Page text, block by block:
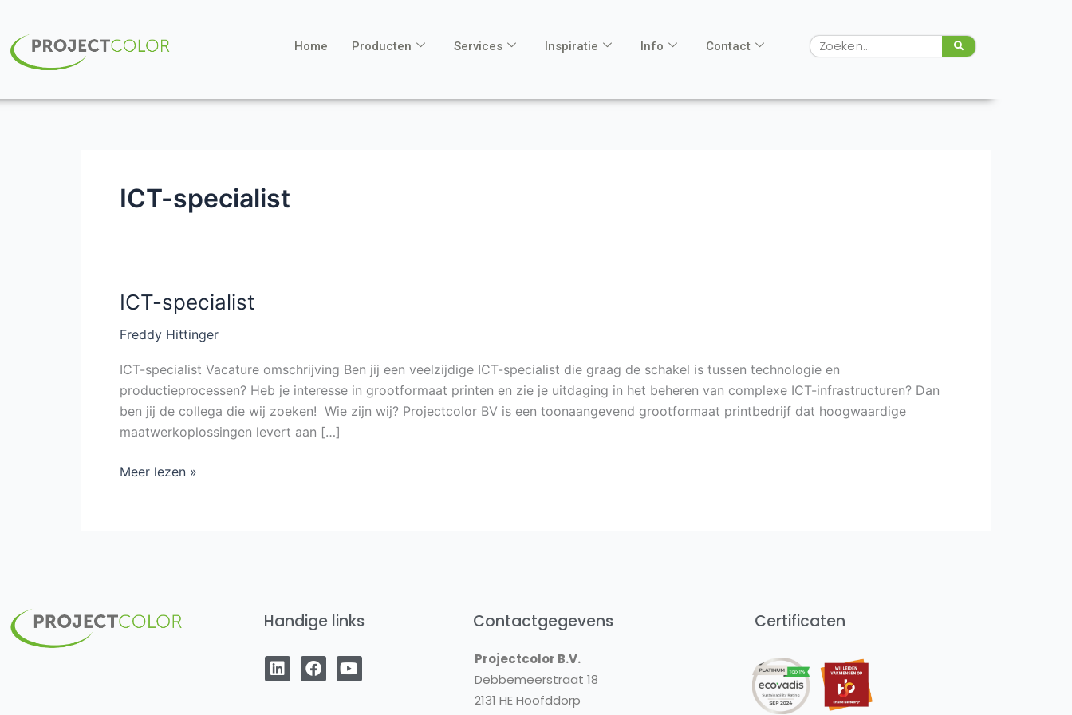
de
inhoud
Home Producten Services Inspiratie Info Contact Zoeken
ICT-specialist
ICT-specialist
Freddy Hittinger
ICT-specialist Vacature omschrijving Ben jij een veelzijdige ICT-specialist die graag de schakel is tussen technologie en
productieprocessen? Heb je interesse in grootformaat printen en zie je uitdaging in het beheren van complexe ICT-infrastructuren? Dan
ben jij de collega die wij zoeken! Wie zijn wij? Projectcolor BV is een toonaangevend grootformaat printbedrijf dat hoogwaardige
maatwerkoplossingen levert aan […]
ICT-
specialist
Meer lezen »
Handige links
i
n
a
c
o
u
Contactgegevens
Projectcolor B.V.
Debbemeerstraat 18
2131 HE Hoofddorp
Certificaten